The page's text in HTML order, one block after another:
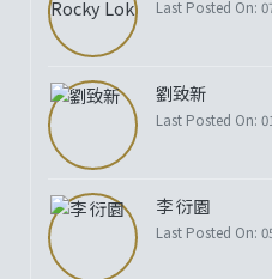
Last Posted On:
劉致新
Last Posted On:
李 衍園
Last Posted On: